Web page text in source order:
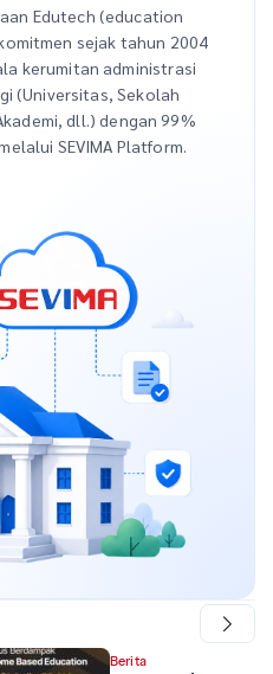
Edutech (education
sejak tahun 2004
kerumitan administrasi
(Universitas, Sekolah
dll.) dengan 99%
SEVIMA Platform.
Berita